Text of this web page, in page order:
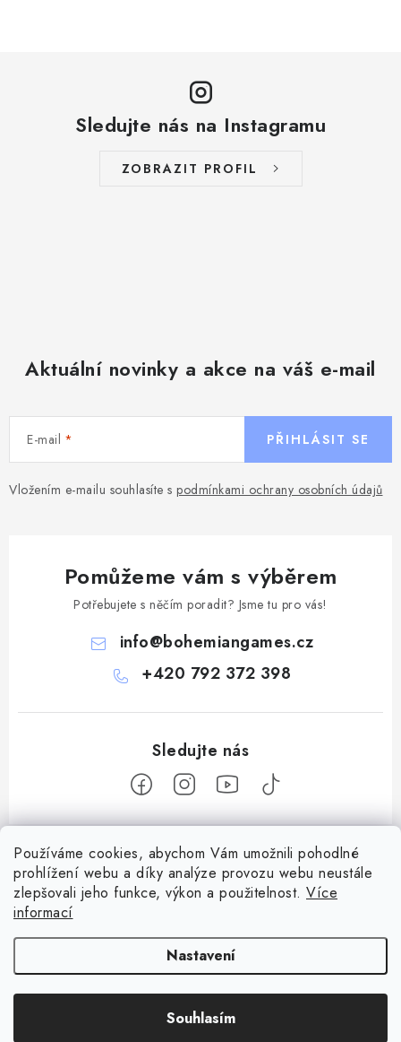
Používáme cookies, abychom Vám umožnili pohodlné
prohlížení webu a díky analýze provozu webu neustále
zlepšovali jeho funkce, výkon a použitelnost. Více
informací
Nastavení
Souhlasím
Sledujte nás na Instagramu
ZOBRAZIT PROFIL
Aktuální novinky a akce na váš e-mail
E-mail
Vložením e-mailu souhlasíte s podmínkami ochrany osobních údajů
PŘIHLÁSIT SE
Pomůžeme vám s výběrem
Potřebujete s něčím poradit? Jsme tu pro vás!
info@bohemiangames.cz
+420 792 372 398
Z
Informace pro vás
Obchodní podmínky
Doprava a platba
Podmínky ochrany osobních údajů
Věrnostní program Staň se bohémem!
Facebook
Copyright 2026Bohemian games. Všechna práva vyhrazena.Upravit
nastavení cookies